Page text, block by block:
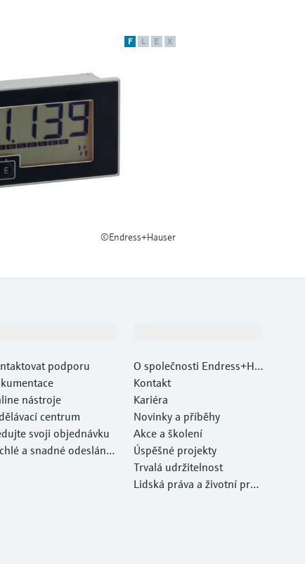
F L E X
©Endress+Hauser
podporu
nástroje
centrum
svoji objednávku
a snadné odeslání v
O společnosti Endress+Ha
user
Kontakt
Kariéra
Novinky a příběhy
Akce a školení
Úspěšné projekty
Trvalá udržitelnost
Lidská práva a životní pros